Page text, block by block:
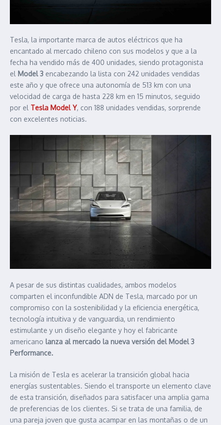
Tesla, la importante marca de autos eléctricos que ha
encantado al mercado chileno con sus modelos y que a la
fecha ha vendido más de 400 unidades, siendo protagonista
el Model 3 encabezando la lista con 242 unidades vendidas
este año y que ofrece una autonomía de 513 km con una
velocidad de carga de hasta 228 km en 15 minutos, seguido
por el Tesla Model Y, con 188 unidades vendidas, sorprende
con excelentes noticias.
A pesar de sus distintas cualidades, ambos modelos
comparten el inconfundible ADN de Tesla, marcado por un
compromiso con la sostenibilidad y la eficiencia energética,
tecnología intuitiva y de vanguardia, un rendimiento
estimulante y un diseño elegante y hoy el fabricante
americano lanza al mercado la nueva versión del Model 3
Performance.
La misión de Tesla es acelerar la transición global hacia
energías sustentables. Siendo el transporte un elemento clave
de esta transición, diseñados para satisfacer una amplia gama
de preferencias de los clientes. Si se trata de una familia, de
una pareja joven que gusta acampar en las montañas o de un